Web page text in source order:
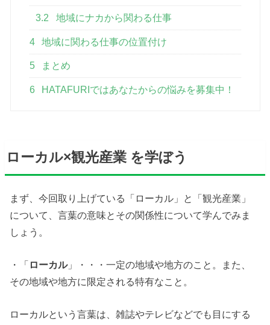
3.2 地域にナカから関わる仕事
4 地域に関わる仕事の位置付け
5 まとめ
6 HATAFURIではあなたからの悩みを募集中！
ローカル×観光産業 を学ぼう
まず、今回取り上げている「ローカル」と「観光産業」
について、言葉の意味とその関係性について学んでみま
しょう。
・「 ローカル」・・・一定の地域や地方のこと。また、
その地域や地方に限定される特有なこと。
ローカルという言葉は、雑誌やテレビなどでも目にする